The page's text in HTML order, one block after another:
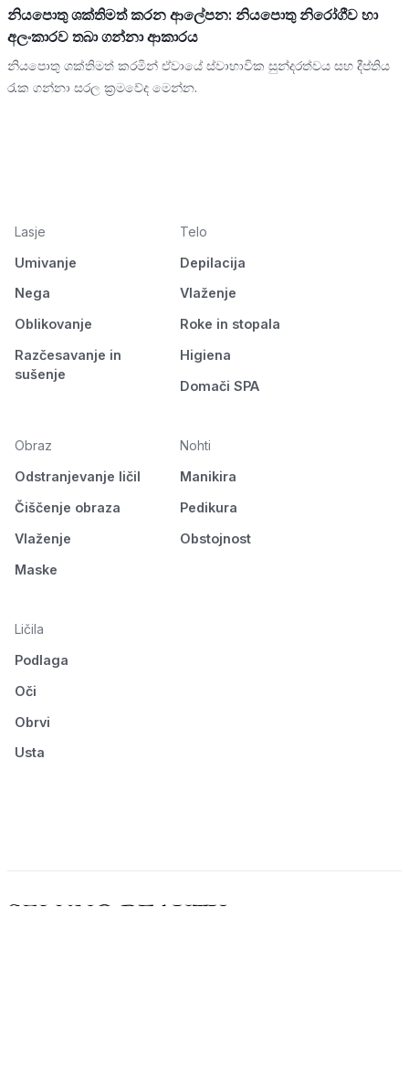
නියපොතු ශක්තිමත් කරන ආලේපන: නියපොතු නිරෝගීව හා
අලංකාරව තබා ගන්නා ආකාරය
නියපොතු ශක්තිමත් කරමින් ඒවායේ ස්වාභාවික සුන්දරත්වය සහ දීප්තිය
රැක ගන්නා සරල ක්‍රමවේද මෙන්න.
Lasje
Umivanje
Nega
Oblikovanje
Razčesavanje in
sušenje
Telo
Depilacija
Vlaženje
Roke in stopala
Higiena
Domači SPA
Obraz
Odstranjevanje ličil
Čiščenje obraza
Vlaženje
Maske
Nohti
Manikira
Pedikura
Obstojnost
Ličila
Podlaga
Oči
Obrvi
Usta